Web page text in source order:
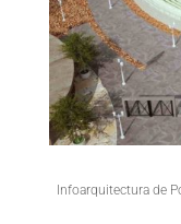
Infoarquitectura de